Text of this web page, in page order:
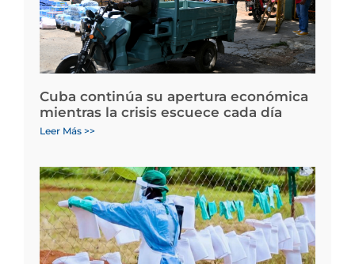
Cuba continúa su apertura económica
mientras la crisis escuece cada día
Leer Más >>